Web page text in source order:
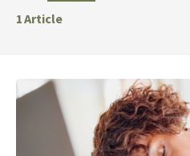
1Article